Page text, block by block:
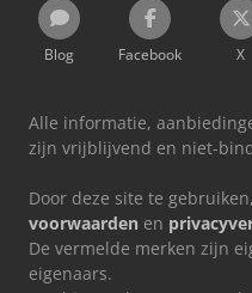
Blog Facebook X
Alle informatie,
zijn vrijblijvend en niet-
Door deze site te
voorwaarden en
De vermelde merken zijn
eigenaars.